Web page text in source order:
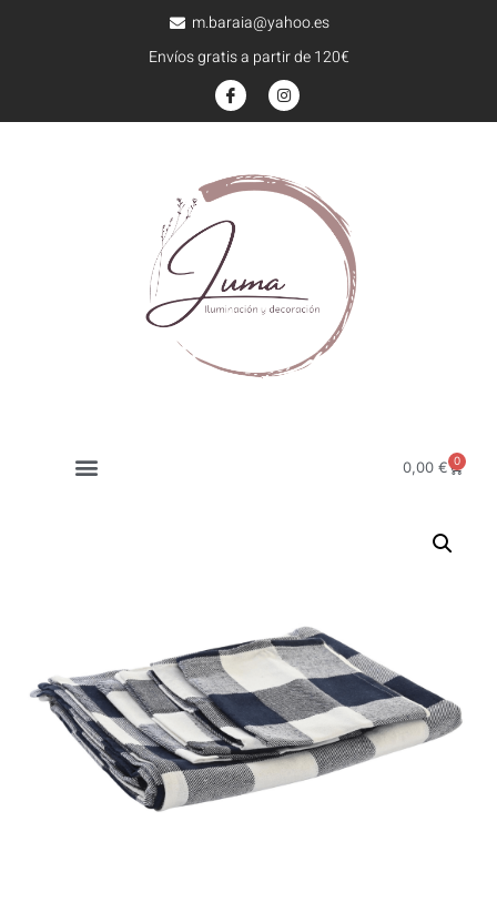
m.baraia@yahoo.es
Envíos gratis a partir de 120€
0,00 € 0